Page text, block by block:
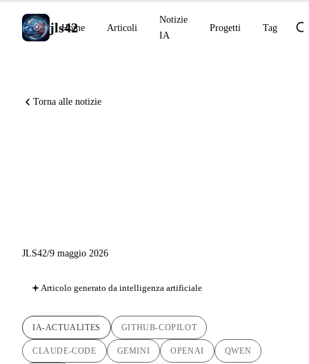
jls42
Home Articoli
Notizie
IA
Progetti Tag
Torna alle notizie
JLS42/9 maggio 2026
Articolo generato da intelligenza artificiale
IA-ACTUALITES GITHUB-COPILOT
CLAUDE-CODE GEMINI OPENAI QWEN